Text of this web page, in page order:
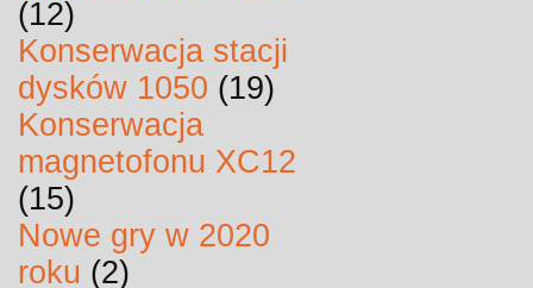
(12)
Konserwacja stacji
dysków 1050 (19)
Konserwacja
magnetofonu XC12
(15)
Nowe gry w 2020
roku (2)